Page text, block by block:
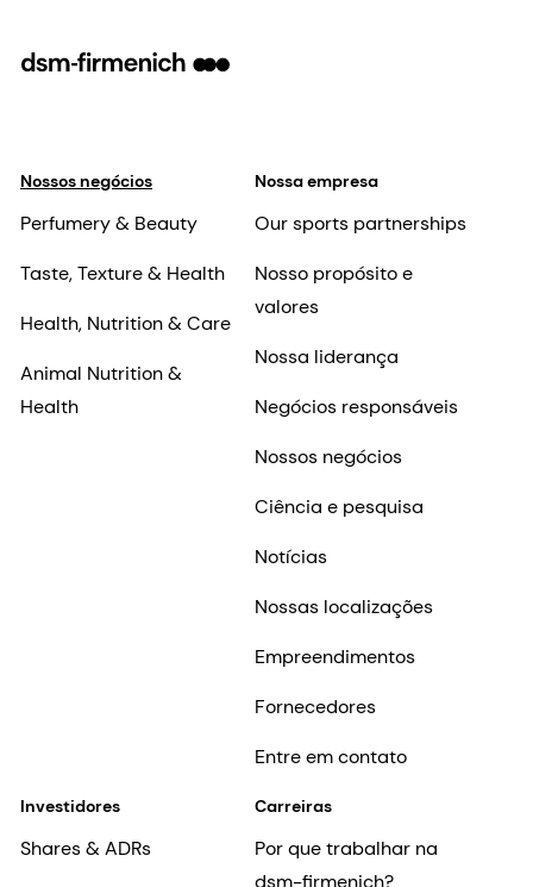
Nossos negócios
Perfumery & Beauty
Taste, Texture & Health
Health, Nutrition & Care
Animal Nutrition &
Health
Nossa empresa
Our sports partnerships
Nosso propósito e
valores
Nossa liderança
Negócios responsáveis
Nossos negócios
Ciência e pesquisa
Notícias
Nossas localizações
Empreendimentos
Fornecedores
Entre em contato
Investidores
Shares & ADRs
Carreiras
Por que trabalhar na
dsm-firmenich?